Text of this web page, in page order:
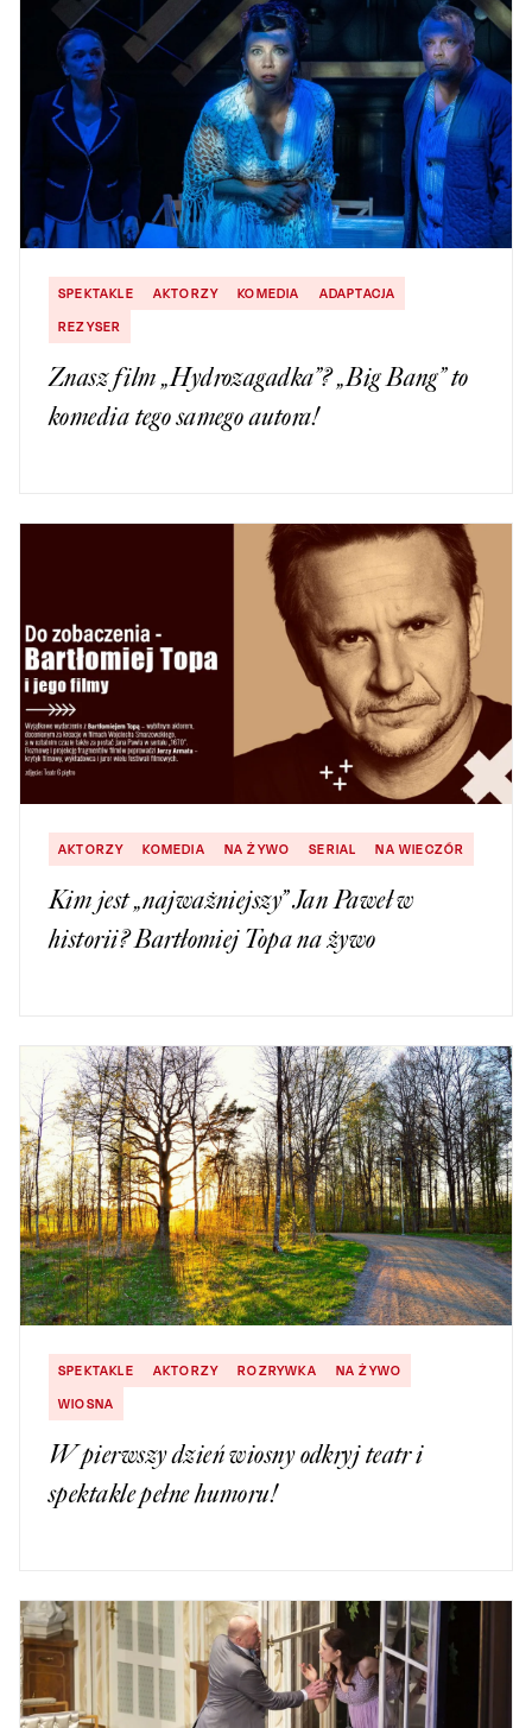
SPEKTAKLE AKTORZY KOMEDIA
ADAPTACJA
REZYSER
Znasz film „Hydrozagadka”? „Big Bang” to
komedia tego samego autora!
AKTORZY KOMEDIA NA ŻYWO SERIAL NA WIECZÓR
Kim jest „najważniejszy” Jan Paweł w
historii? Bartłomiej Topa na żywo
SPEKTAKLE AKTORZY ROZRYWKA
NA ŻYWO
WIOSNA
W pierwszy dzień wiosny odkryj teatr i
spektakle pełne humoru!